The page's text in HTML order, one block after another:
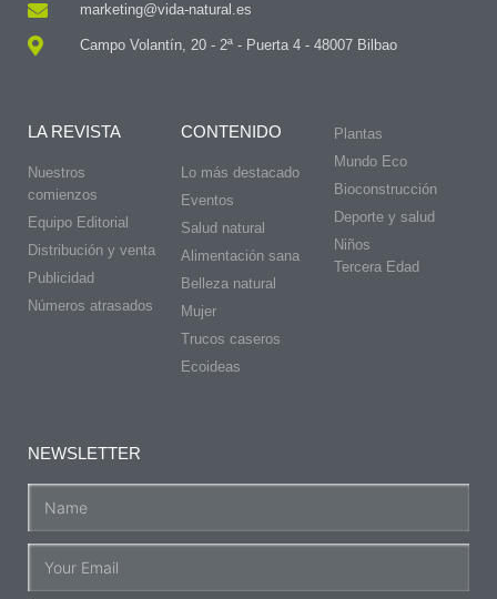
marketing@vida-natural.es
Campo Volantín, 20 - 2ª - Puerta 4 - 48007 Bilbao
LA REVISTA
Nuestros
comienzos
Equipo Editorial
Distribución y venta
Publicidad
Números atrasados
CONTENIDO
Lo más destacado
Eventos
Salud natural
Alimentación sana
Belleza natural
Mujer
Trucos caseros
Ecoideas
Plantas
Mundo Eco
Bioconstrucción
Deporte y salud
Niños
Tercera Edad
NEWSLETTER